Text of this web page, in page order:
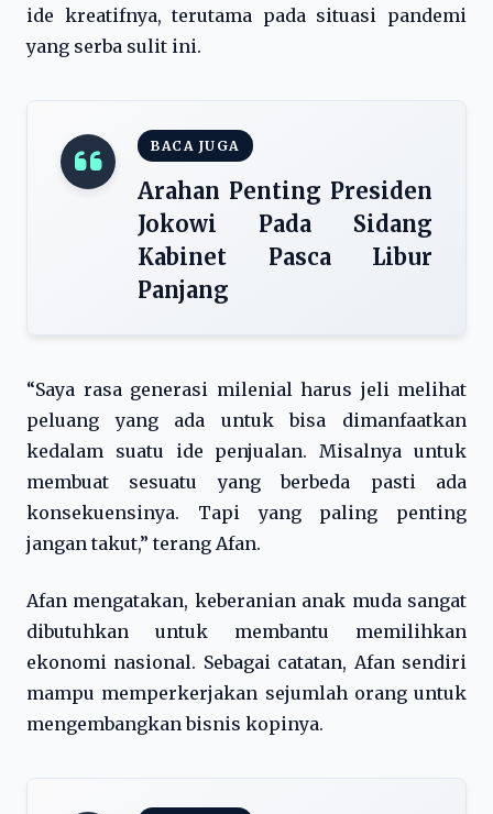
ide kreatifnya, terutama pada situasi pandemi
yang serba sulit ini.
BACA JUGA
Arahan Penting Presiden
Jokowi Pada Sidang
Kabinet Pasca Libur
Panjang
“Saya rasa generasi milenial harus jeli melihat
peluang yang ada untuk bisa dimanfaatkan
kedalam suatu ide penjualan. Misalnya untuk
membuat sesuatu yang berbeda pasti ada
konsekuensinya. Tapi yang paling penting
jangan takut,” terang Afan.
Afan mengatakan, keberanian anak muda sangat
dibutuhkan untuk membantu memilihkan
ekonomi nasional. Sebagai catatan, Afan sendiri
mampu memperkerjakan sejumlah orang untuk
mengembangkan bisnis kopinya.